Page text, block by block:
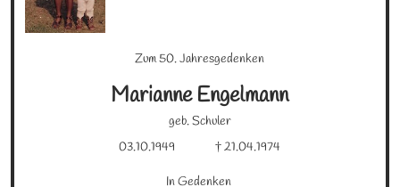
Zum 50. Jahresgedenken
Marianne Engelmann
geb. Schuler
03.10.1949 † 21.04.1974
In Gedenken